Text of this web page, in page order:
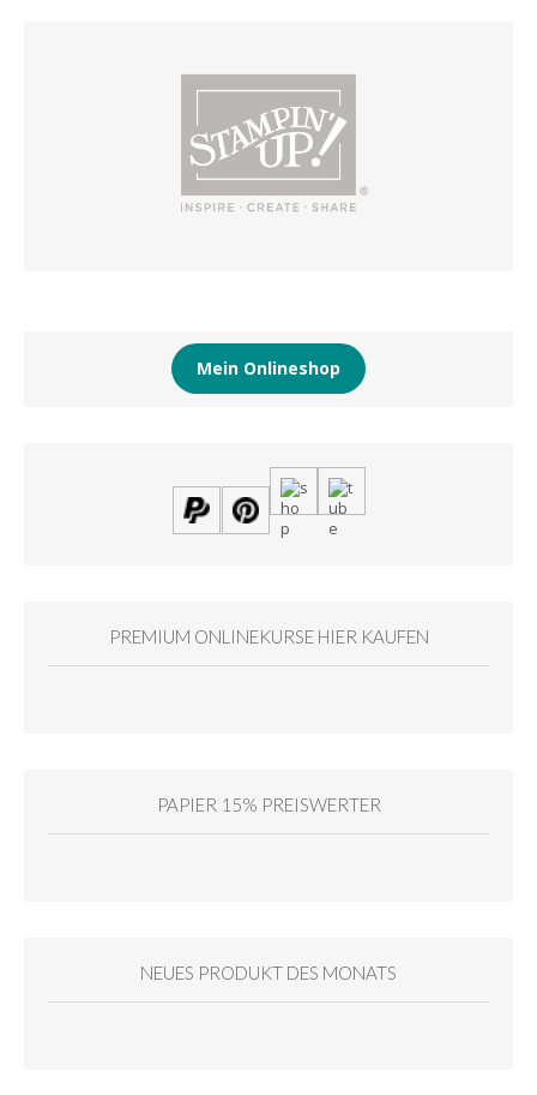
Mein Onlineshop
PREMIUM ONLINEKURSE HIER KAUFEN
PAPIER 15% PREISWERTER
NEUES PRODUKT DES MONATS